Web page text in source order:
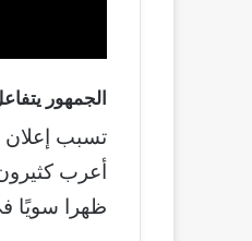
الجمهور
تسبب إعلان
أعرب
ظهرا سويًا